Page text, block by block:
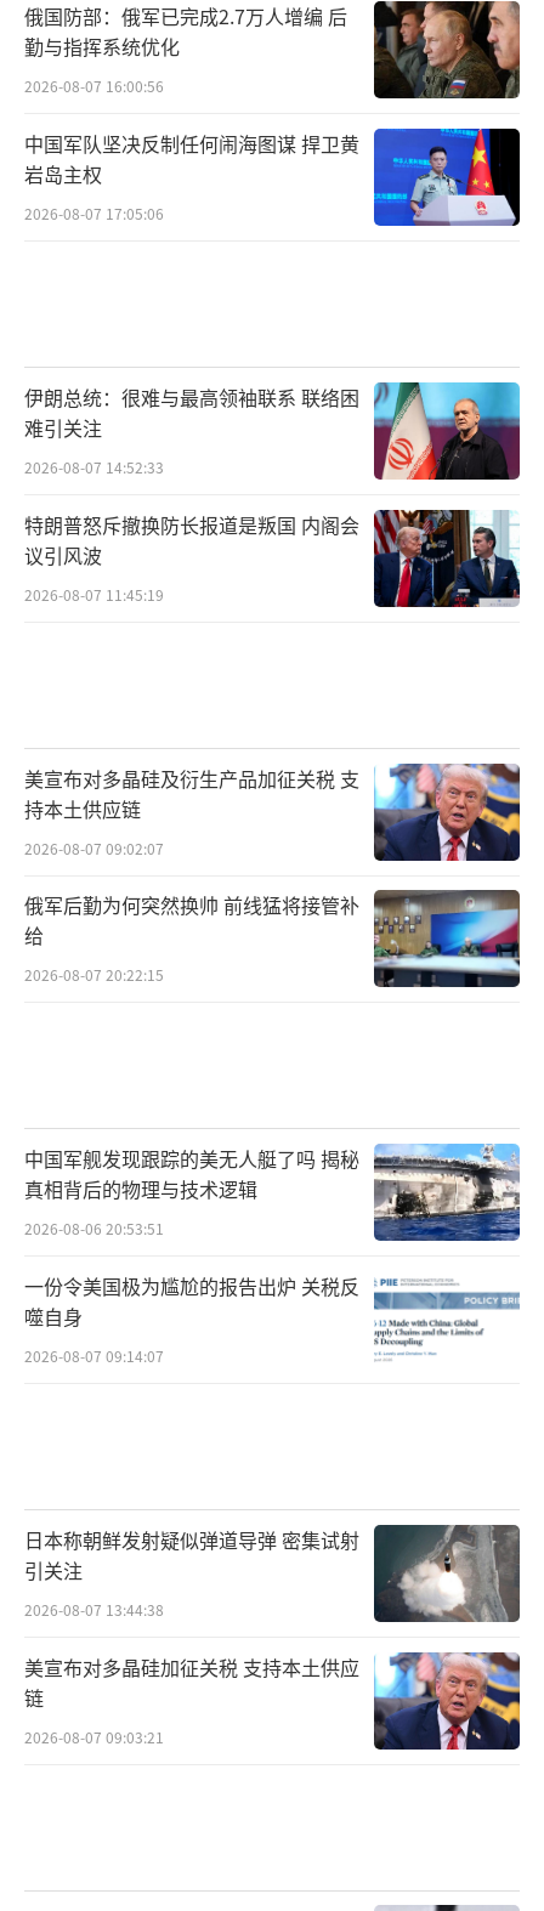
俄国防部：俄军已完成2.7万人增编 后
勤与指挥系统优化
2026-08-07 16:00:56
中国军队坚决反制任何闹海图谋 捍卫黄
岩岛主权
2026-08-07 17:05:06
伊朗总统：很难与最高领袖联系 联络困
难引关注
2026-08-07 14:52:33
特朗普怒斥撤换防长报道是叛国 内阁会
议引风波
2026-08-07 11:45:19
美宣布对多晶硅及衍生产品加征关税 支
持本土供应链
2026-08-07 09:02:07
俄军后勤为何突然换帅 前线猛将接管补
给
2026-08-07 20:22:15
中国军舰发现跟踪的美无人艇了吗 揭秘
真相背后的物理与技术逻辑
2026-08-06 20:53:51
一份令美国极为尴尬的报告出炉 关税反
噬自身
2026-08-07 09:14:07
日本称朝鲜发射疑似弹道导弹 密集试射
引关注
2026-08-07 13:44:38
美宣布对多晶硅加征关税 支持本土供应
链
2026-08-07 09:03:21